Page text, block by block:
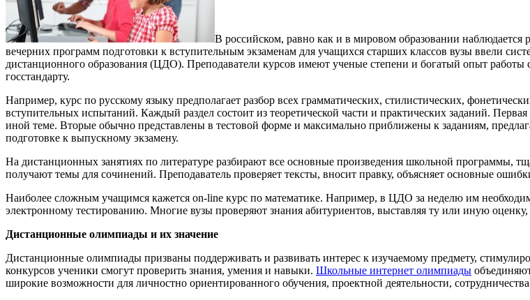
В российском, равно как и в мировом образовании
вечерних программ подготовки к вступительным экзаменам для учащихся старших классов вузы ввели
дистанционного образования (ЦДО). Преподаватели курсов имеют ученые степени и богатый опыт
госстандарту.
Например, курс по русскому языку предполагает разбор всех грамматических, стилистических,
вступительных испытаний. Каждый раздел состоит из теоретической части и практических заданий.
иной теме. Вторые обычно представлены в тестовой форме и максимально приближены к заданиям,
подготовке к выпускному экзамену.
На дистанционных занятиях по литературе разбирают все основные произведения школьной программы,
получают темы для сочинений. Преподаватель проверяет тексты, вносит правку, объясняет основные
Наиболее сложным учащимся кажется on-line курс по математике. Например, в ЦДО за неделю им
электронному тестированию. Многие вузы проверяют знания абитуриентов, выставляя ту или иную
Дистанционные олимпиады и их значение
Дистанционные олимпиады призваны поддерживать и развивать интерес к изучаемому предмету,
конкурсов ученики смогут проверить знания, умения и навыки. Школьные интернет олимпиады
широкие возможности для личностно ориентированного обучения, проектной деятельности,